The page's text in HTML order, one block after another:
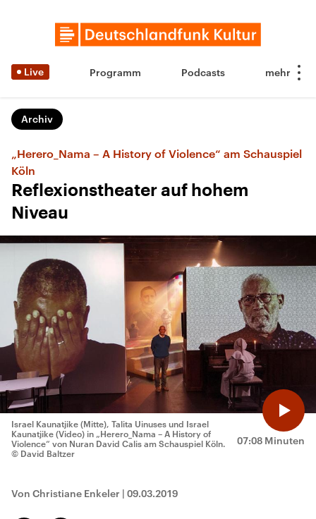
Live Programm Podcasts
Archiv
„Herero_Nama – A History of Violence“ am Schauspiel
Köln
Reflexionstheater auf hohem
Niveau
07:08 Minuten
Israel Kaunatjike (Mitte), Talita Uinuses und Israel
Kaunatjike (Video) in „Herero_Nama – A History of
Violence“ von Nuran David Calis am Schauspiel Köln.
© David Baltzer
Von Christiane Enkeler | 09.03.2019